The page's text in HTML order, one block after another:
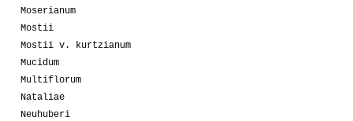
Moserianum
Mostii
Mostii v. kurtzianum
Mucidum
Multiflorum
Nataliae
Neuhuberi